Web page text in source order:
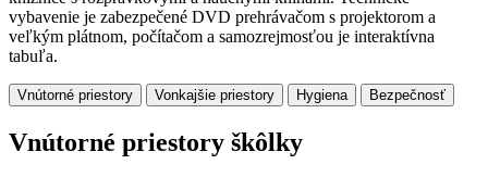
vybavenie je zabezpečené DVD prehrávačom s projektorom a
veľkým plátnom, počítačom a samozrejmosťou je interaktívna
tabuľa.
Vnútorné priestory Vonkajšie priestory Hygiena Bezpečnosť
Vnútorné priestory škôlky